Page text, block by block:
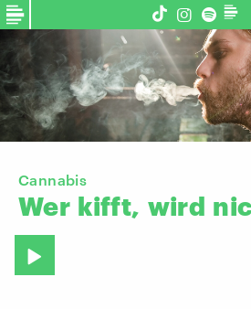
Cannabis
Wer kifft, wird